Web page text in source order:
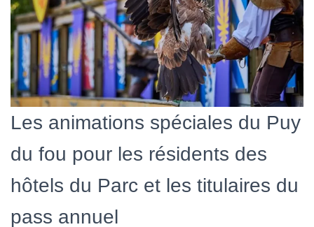
Les animations spéciales du Puy
du fou pour les résidents des
hôtels du Parc et les titulaires du
pass annuel